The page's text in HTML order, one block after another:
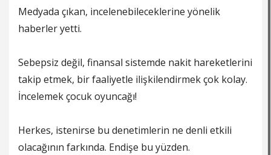
Medyada çıkan, incelenebileceklerine yönelik
haberler yetti.
Sebepsiz değil, finansal sistemde nakit hareketlerini
takip etmek, bir faaliyetle ilişkilendirmek çok kolay.
İncelemek çocuk oyuncağı!
Herkes, istenirse bu denetimlerin ne denli etkili
olacağının farkında. Endişe bu yüzden.